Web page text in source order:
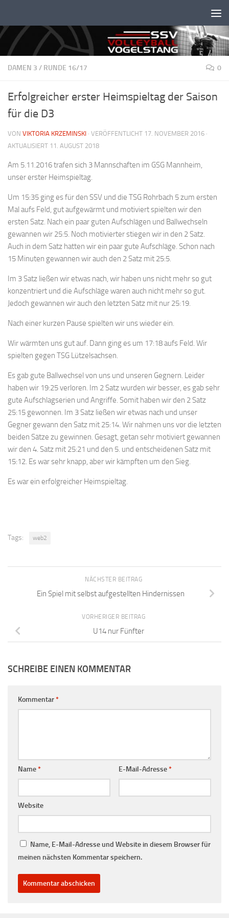
DAMEN 3 / RUNDE 16/17 0
Erfolgreicher erster Heimspieltag der Saison
für die D3
VON VIKTORIA KRZEMINSKI · VERÖFFENTLICHT 17. NOVEMBER 2016 ·
AKTUALISIERT 11. AUGUST 2018
Am 5.11.2016 trafen sich 3 Mannschaften im GSG Mannheim,
unser erster Heimspieltag.
Um 15:35 ging es für den SSV und die TSG Rohrbach 5 zum ersten
Mal aufs Feld, gut aufgewärmt und motiviert spielten wir den
ersten Satz. Nach ein paar guten Aufschlägen und Ballwechseln
gewannen wir 25:5. Noch motivierter stiegen wir in den 2 Satz.
Auch in dem Satz hatten wir ein paar gute Aufschläge. Schon nach
15 Minuten gewannen wir auch den 2 Satz mit 25:5.
Im 3 Satz ließen wir etwas nach, wir haben uns nicht mehr so gut
konzentriert und die Aufschläge waren auch nicht mehr so gut.
Jedoch gewannen wir auch den letzten Satz mit nur 25:19.
Nach einer kurzen Pause spielten wir uns wieder ein.
Wir wärmten uns gut auf. Dann ging es um 17:18 aufs Feld. Wir
spielten gegen TSG Lützelsachsen.
Es gab gute Ballwechsel von uns und unseren Gegnern. Leider
haben wir 19:25 verloren. Im 2 Satz wurden wir besser, es gab sehr
gute Aufschlagserien und Angriffe. Somit haben wir den 2 Satz
25:15 gewonnen. Im 3 Satz ließen wir etwas nach und unser
Gegner gewann den Satz mit 25:14. Wir nahmen uns vor die letzten
beiden Sätze zu gewinnen. Gesagt, getan sehr motiviert gewannen
wir den 4. Satz mit 25:21 und den 5. und entscheidenen Satz mit
15:12. Es war sehr knapp, aber wir kämpften um den Sieg.
Es war ein erfolgreicher Heimspieltag.
Tags: web2
NÄCHSTER BEITRAG
Ein Spiel mit selbst aufgestellten Hindernissen
VORHERIGER BEITRAG
U14 nur Fünfter
SCHREIBE EINEN KOMMENTAR
Kommentar*
Name* E-Mail-Adresse*
Website
Name, E-Mail-Adresse und Website in diesem Browser für
meinen nächsten Kommentar speichern.